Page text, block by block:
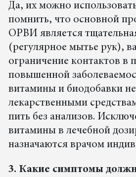
Да, их можно
помнить, что основной
ОРВИ является
(регулярное мытье рук),
ограничение контактов в
повышенной
витамины и биодобавки
лекарственными
пить без анализов.
витамины в лечебной
назначаются врачом
3. Какие симптомы